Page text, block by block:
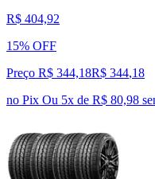
R$ 404,92
15% OFF
Preço R$ 344,18R$ 344,18
no Pix Ou 5x de R$ 80,98